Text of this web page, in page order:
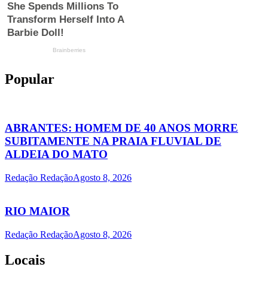
Popular
ABRANTES: HOMEM DE 40 ANOS MORRE
SUBITAMENTE NA PRAIA FLUVIAL DE
ALDEIA DO MATO
Redação RedaçãoAgosto 8, 2026
RIO MAIOR
Redação RedaçãoAgosto 8, 2026
Locais